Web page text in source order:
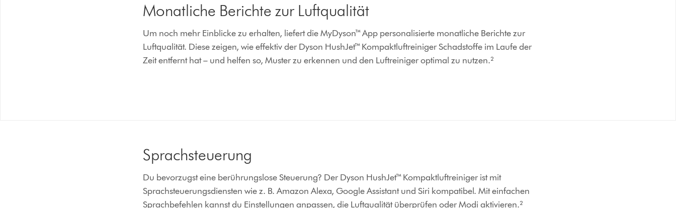
Monatliche Berichte zur Luftqualität
Um noch mehr Einblicke zu erhalten, liefert die MyDyson™ App personalisierte monatliche Berichte zur
Luftqualität. Diese zeigen, wie effektiv der Dyson HushJet™ Kompaktluftreiniger Schadstoffe im Laufe der
Zeit entfernt hat – und helfen so, Muster zu erkennen und den Luftreiniger optimal zu nutzen.²
Sprachsteuerung
Du bevorzugst eine berührungslose Steuerung? Der Dyson HushJet™ Kompaktluftreiniger ist mit
Sprachsteuerungsdiensten wie z. B. Amazon Alexa, Google Assistant und Siri kompatibel. Mit einfachen
Sprachbefehlen kannst du Einstellungen anpassen, die Luftqualität überprüfen oder Modi aktivieren.²